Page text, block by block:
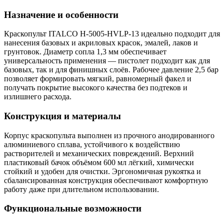
Назначение и особенности
Краскопульт ITALCO H-5005-HVLP-13 идеально подходит для
нанесения базовых и акриловых красок, эмалей, лаков и
грунтовок. Диаметр сопла 1,3 мм обеспечивает
универсальность применения — пистолет подходит как для
базовых, так и для финишных слоёв. Рабочее давление 2,5 бар
позволяет формировать мягкий, равномерный факел и
получать покрытие высокого качества без подтеков и
излишнего расхода.
Конструкция и материалы
Корпус краскопульта выполнен из прочного анодированного
алюминиевого сплава, устойчивого к воздействию
растворителей и механических повреждений. Верхний
пластиковый бачок объёмом 600 мл лёгкий, химически
стойкий и удобен для очистки. Эргономичная рукоятка и
сбалансированная конструкция обеспечивают комфортную
работу даже при длительном использовании.
Функциональные возможности